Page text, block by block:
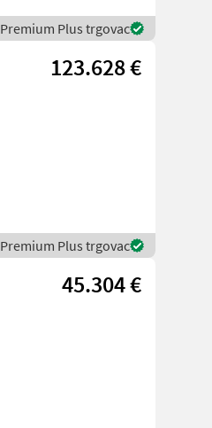
Premium Plus trgovac
123.628 €
Premium Plus trgovac
45.304 €